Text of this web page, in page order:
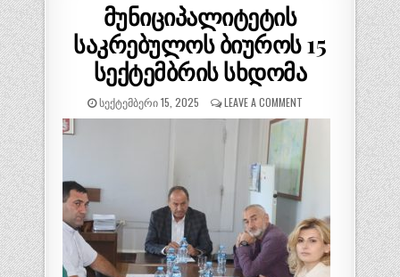
მუნიციპალიტეტის
საკრებულოს ბიუროს 15
სექტემბრის სხდომა
ᲡᲔᲥᲢᲔᲛᲑᲔᲠᲘ 15, 2025 LEAVE A COMMENT